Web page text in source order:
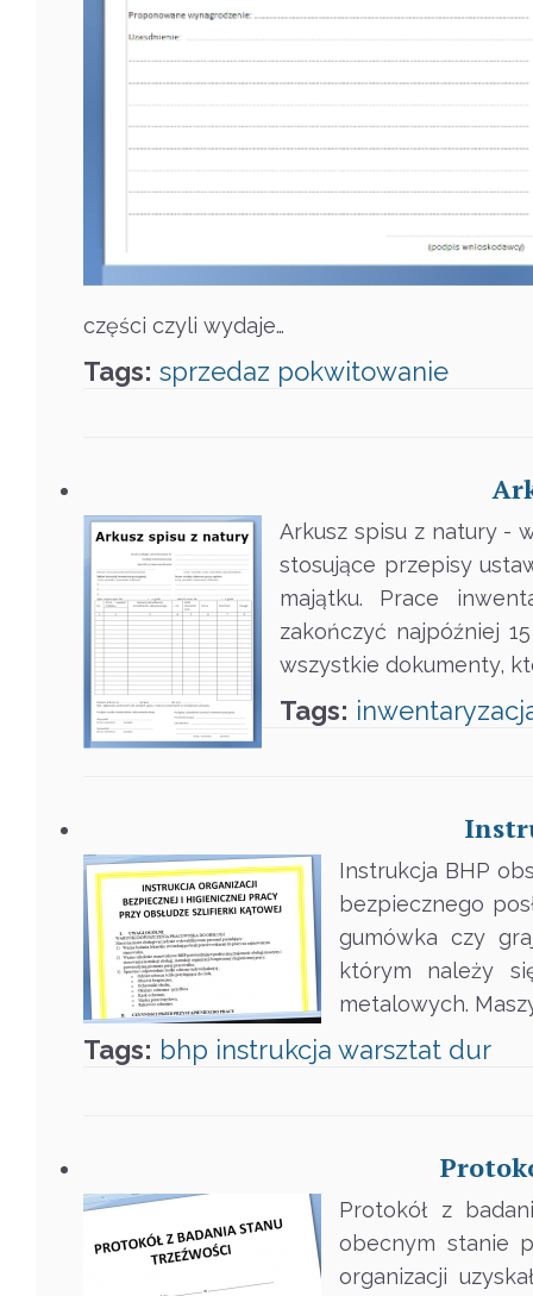
części czyli wydaje…
Tags: sprzedaz pokwitowanie
Arkusz spisu z natury -
stosujące przepisy
majątku. Prace
zakończyć najpóźniej
wszystkie dokumenty,
Tags:
Instrukcja BHP
bezpiecznego
gumówka czy
którym należy
metalowych.
Tags: bhp instrukcja warsztat dur
Protokół z
obecnym stanie
organizacji